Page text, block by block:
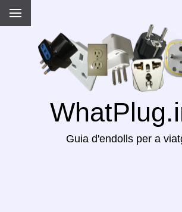
Guia d'endolls per a